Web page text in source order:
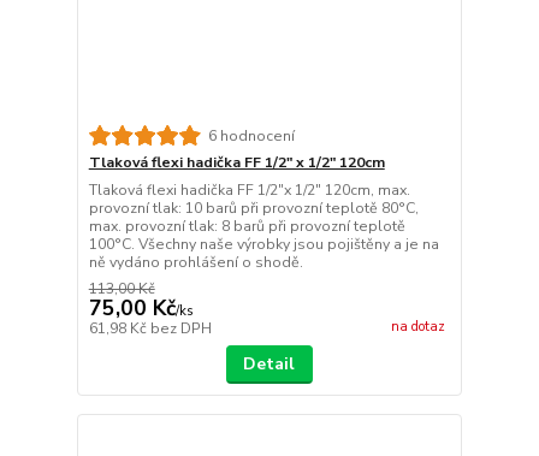
6 hodnocení
Tlaková flexi hadička FF 1/2" x 1/2" 120cm
Tlaková flexi hadička FF 1/2"x 1/2" 120cm, max.
provozní tlak: 10 barů při provozní teplotě 80°C,
max. provozní tlak: 8 barů při provozní teplotě
100°C. Všechny naše výrobky jsou pojištěny a je na
ně vydáno prohlášení o shodě.
113,00 Kč
75,00 Kč/ks
61,98 Kč bez DPH na dotaz
Detail